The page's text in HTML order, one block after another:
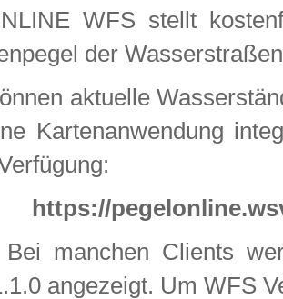
WFS stellt
der
aktuelle
Kartenanwendung
https://
Bei manchen Clients
angezeigt. Um WFS